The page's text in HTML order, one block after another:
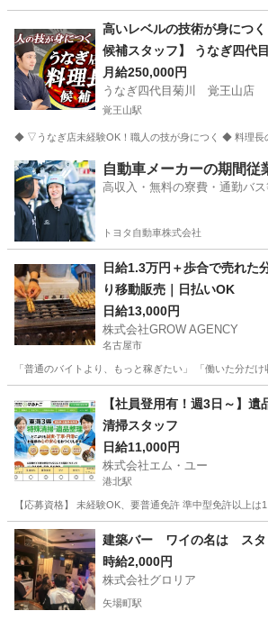
名古屋駅 その他 1LDK
高いレベルの技術が身につ
候補スタッフ】 うなぎ四代
チンスタッフ
月給250,000円
うなぎ四代目菊川 覚王山店
覚王山駅
◆ ▽うなぎ店未経験OK！職人の技が身につく ◆ 料理長
愛知 名古屋市 覚王山駅 キッチン
自動車メーカーの期間従
高収入・無料の寮費・通勤バ
トヨタ自動車株式会社
日給1.3万円＋歩合で売れた
り移動販売｜日払いOK
日給13,000円
株式会社GROW AGENCY
名古屋市
「普通のバイトより、もっと稼ぎたい」 「働いた分だ
その他 移動販売
【社員登用有！週3日～】
清掃スタッフ
日給11,000円
株式会社エム・ユー
港北駅
【応募資格】 未経験OK、要普通免許 準中型免許以上
愛知 名古屋市 港北駅 飲食 スタッフ
建築バー ワイの名は スタ
時給2,000円
株式会社グロリア
矢場町駅